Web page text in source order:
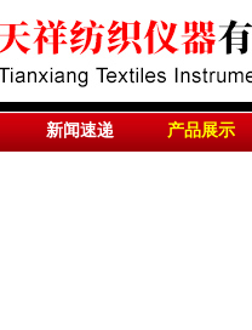
新闻速递 产品展示